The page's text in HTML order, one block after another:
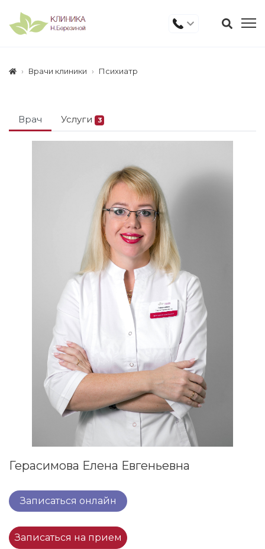
Врачи клиники Психиатр
Врач Услуги 3
Герасимова Елена Евгеньевна
Записаться онлайн
Записаться на прием